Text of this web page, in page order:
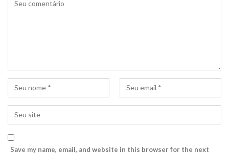
Save my name, email, and website in this browser for the next